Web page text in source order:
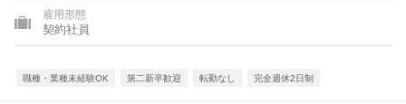
雇用形態
契約社員
職種・業種未経験OK 第二新卒歓迎 転勤なし 完全週休2日制